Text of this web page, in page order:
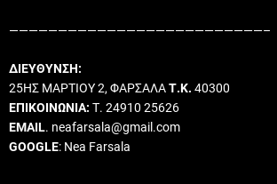
——————————————————————————–
ΔΙΕΥΘΥΝΣΗ:
25ΗΣ ΜΑΡΤΙΟΥ 2, ΦΑΡΣΑΛΑΤ.Κ. 40300
ΕΠΙΚΟΙΝΩΝΙΑ: Τ. 24910 25626
EMAIL. neafarsala@gmail.com
GOOGLE: Nea Farsala